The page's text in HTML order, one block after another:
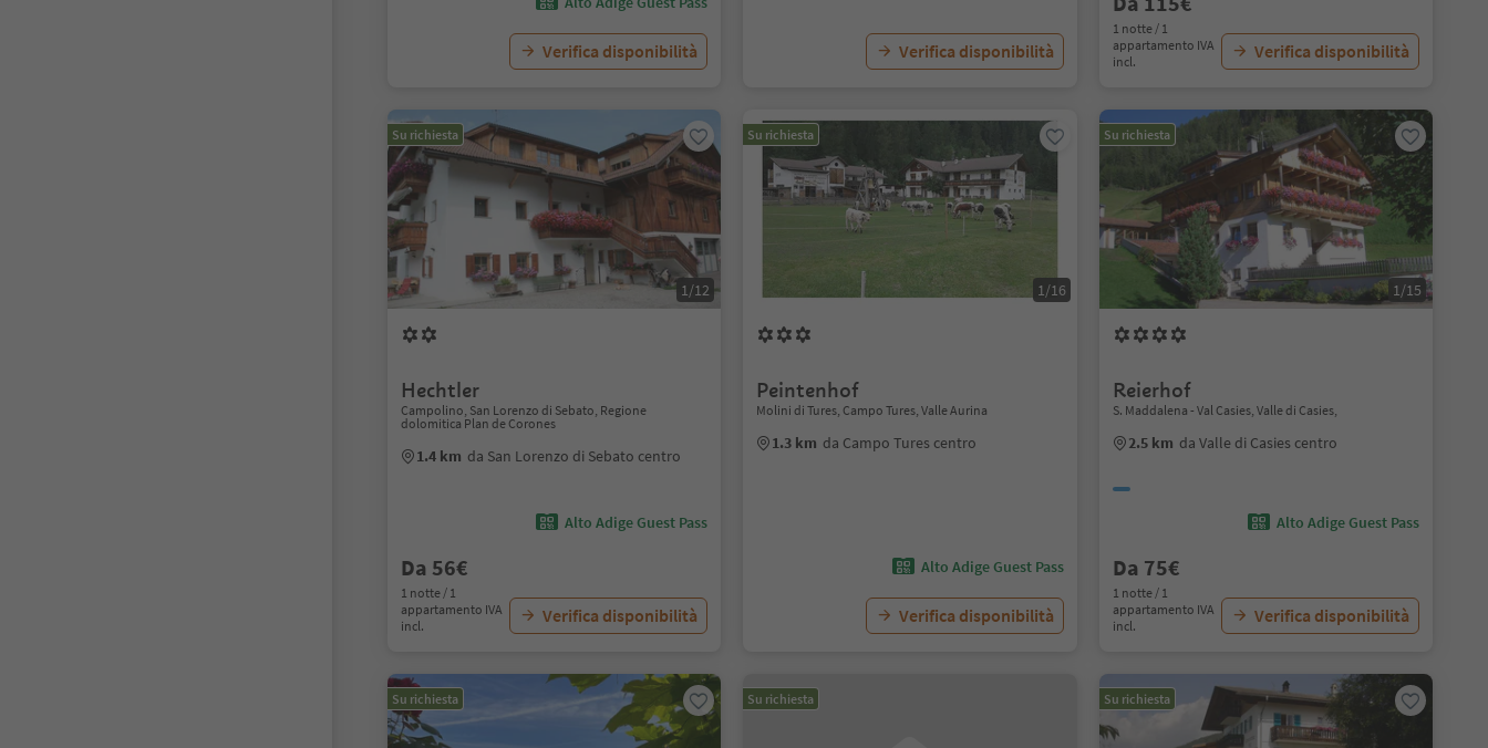
Verifica disponibilità Verifica disponibilità
1 notte / 1
appartamento IVA
incl.
Verifica disponibilità
Su richiesta
1/12
Hechtler
Campolino, San Lorenzo di Sebato, Regione
dolomitica Plan de Corones
1.4 km da San Lorenzo di Sebato centro
Alto Adige Guest Pass
Da 56€
1 notte / 1
appartamento IVA
incl.
Verifica disponibilità
Su richiesta
1/16
Peintenhof
Molini di Tures, Campo Tures, Valle Aurina
1.3 km da Campo Tures centro
Alto Adige Guest Pass
Verifica disponibilità
Su richiesta
1/15
Reierhof
S. Maddalena - Val Casies, Valle di Casies,
2.5 km da Valle di Casies centro
Alto Adige Guest Pass
Da 75€
1 notte / 1
appartamento IVA
incl.
Verifica disponibilità
Su richiesta Su richiesta Su richiesta